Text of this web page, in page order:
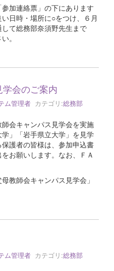
加連絡票」の下にあります
日時・場所に○をつけ、６月
て総務部奈須野先生まで
い。
会のご案内
ム管理者 カテゴリ:総務部
会キャンパス見学会を実施
」「岩手県立大学」を見学
護者の皆様は、参加申込書
お願いします。なお、ＦＡ
教師会キャンパス見学会」
ム管理者 カテゴリ:総務部